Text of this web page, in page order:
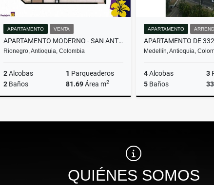
APARTAMENTO VENTA
APARTAMENTO MODERNO - SAN ANTONIO DE PEREIRA
Rionegro, Antioquia, Colombia
2Alcobas 1 Parqueaderos
2 Baños 81.69Área m2
$580.000.000
APARTAMENTO
Medellín, Antioquia,
4Alcobas 3
5 Baños
QUIÉNES SOMOS